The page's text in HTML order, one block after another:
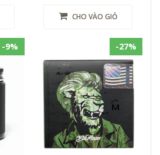
CHO VÀO GIỎ
-9% -27%